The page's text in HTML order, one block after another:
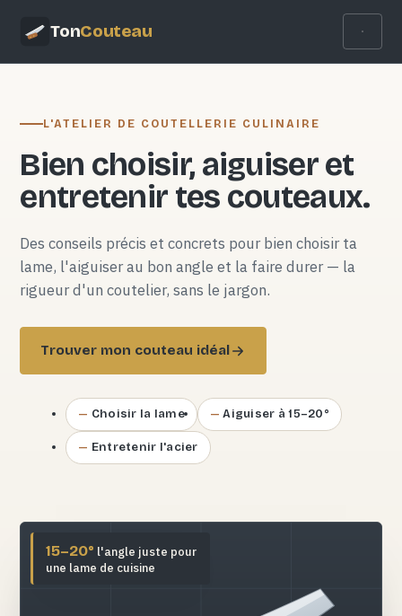
TonCouteau
L'ATELIER DE COUTELLERIE CULINAIRE
Bien choisir, aiguiser et
entretenir tes couteaux.
Des conseils précis et concrets pour bien choisir ta
lame, l'aiguiser au bon angle et la faire durer — la
rigueur d'un coutelier, sans le jargon.
Trouver mon couteau idéal
Choisir la lame Aiguiser à 15–20°
Entretenir l'acier
15–20° l'angle juste pour
une lame de cuisine